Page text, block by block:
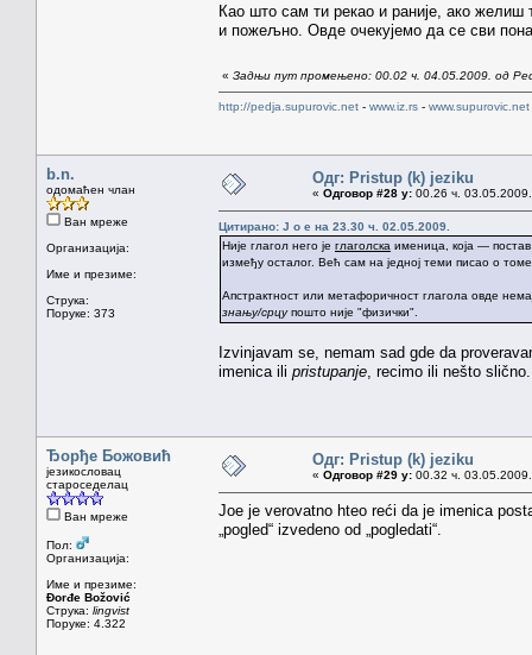
Као што сам ти рекао и раније, ако
и пожељно. Овде очекујемо да се сви
« Задњи пут промењено: 00.02 ч. 04.05.2009. од
http://pedja.supurovic.net - www.iz.rs - www.supurovic.net
b.n.
одомаћен члан
Ван мреже
Организација:
Име и презиме:
Струка:
Поруке: 373
Одг: Pristup (k) jeziku
« Одговор #28 у: 00.26 ч.
Цитирано: J o e на 23.30 ч. 02.05.2009.
Није глагол него је глаголска именица, која —
између осталог. Већ сам на једној теми писао о
Апстрактност или метафоричност глагола овде
знању/срцупошто није "физички".
Izvinjavam se, nemam sad gde da
imenica ili pristupanje , recimo ili nešto
Ђорђе Божовић
језикословац
староседелац
Ван мреже
Пол:
Организација:
Име и презиме:
Đorđe Božović
Струка: lingvist
Поруке: 4.322
Одг: Pristup (k) jeziku
« Одговор #29 у: 00.32 ч.
Joe je verovatno hteo reći da je imenica
„pogled“ izvedeno od „pogledati“.